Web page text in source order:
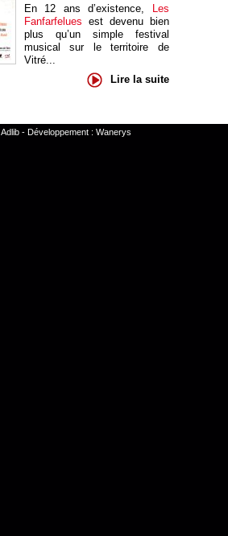
En 12 ans d’existence, Les
Fanfarfelues est devenu bien
plus qu’un simple festival
musical sur le territoire de
Vitré...
Lire la suite
Adlib- Développement : Wanerys